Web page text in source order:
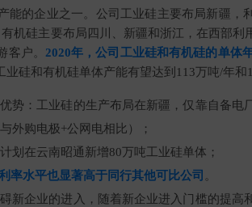
能的企业之一。公司工业硅主要布局新疆，
机硅主要布局四川、新疆和浙江，在西部利
客户。 2020年，公司工业硅和有机硅的单体
业硅和有机硅单体产能有望达到113万吨/年和
势：工业硅的生产布局在新疆，仅靠自备电
外购电极+公网电相比）；
划在云南昭通新增80万吨工业硅单体；
率水平也显著高于同行其他可比公司 。
新企业的进入，随着新企业进入门槛的提高